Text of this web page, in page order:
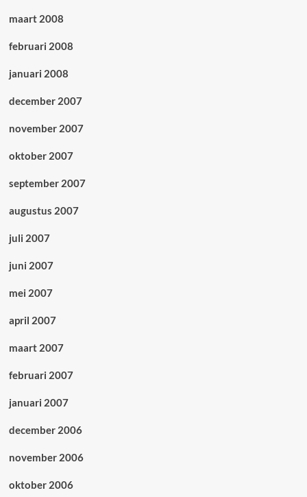
maart 2008
februari 2008
januari 2008
december 2007
november 2007
oktober 2007
september 2007
augustus 2007
juli 2007
juni 2007
mei 2007
april 2007
maart 2007
februari 2007
januari 2007
december 2006
november 2006
oktober 2006